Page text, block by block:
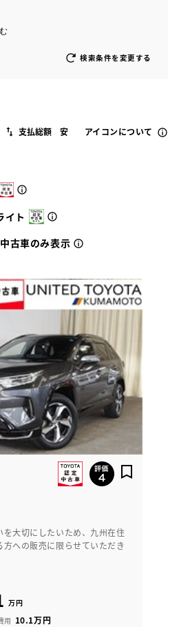
検索条件を変更する
アイコンについて
イト
古車のみ表示
を大切にしたいため、九州在住
方への販売に限らせていただき
万円
用 10.1万円